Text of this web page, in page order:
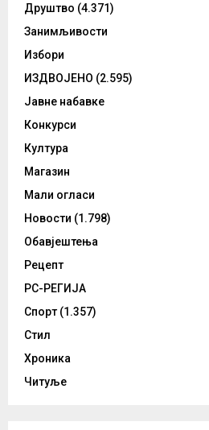
Друштво (4.371)
Занимљивости
Избори
ИЗДВОЈЕНО (2.595)
Јавне набавке
Конкурси
Култура
Магазин
Мали огласи
Новости (1.798)
Обавјештења
Рецепт
РС-РЕГИЈА
Спорт (1.357)
Стил
Хроника
Читуље